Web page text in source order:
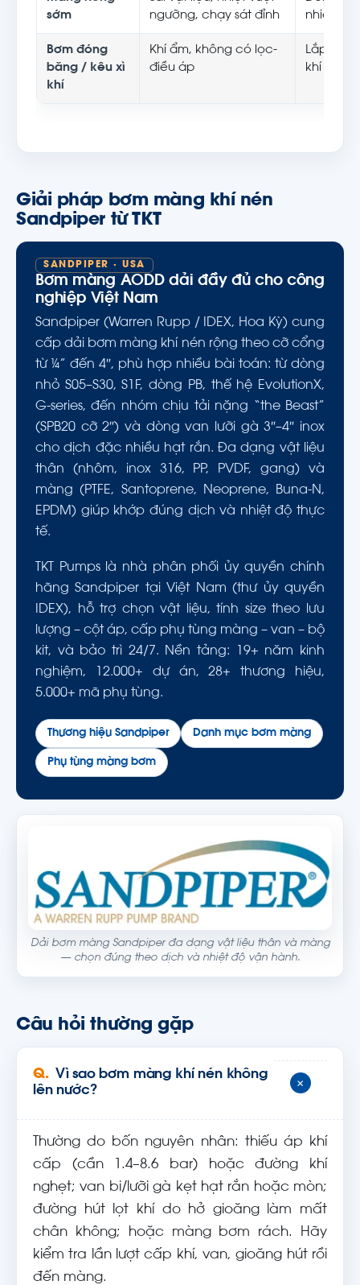
sớm
ngưỡng, chạy sát đỉnh
nhiệt,
Bơm đóng
băng / kêu xì
khí
Khí ẩm, không có lọc-
điều áp
Lắp bộ
khí nén
Giải pháp bơm màng khí nén
Sandpiper từ TKT
SANDPIPER · USA
Bơm màng AODD dải đầy đủ cho công
nghiệp Việt Nam
Sandpiper (Warren Rupp / IDEX, Hoa Kỳ) cung
cấp dải bơm màng khí nén rộng theo cỡ cổng
từ ¼” đến 4″, phù hợp nhiều bài toán: từ dòng
nhỏ S05–S30, S1F, dòng PB, thế hệ EvolutionX,
G-series, đến nhóm chịu tải nặng “the Beast”
(SPB20 cỡ 2″) và dòng van lưỡi gà 3″–4″ inox
cho dịch đặc nhiều hạt rắn. Đa dạng vật liệu
thân (nhôm, inox 316, PP, PVDF, gang) và
màng (PTFE, Santoprene, Neoprene, Buna-N,
EPDM) giúp khớp đúng dịch và nhiệt độ thực
tế.
TKT Pumps là nhà phân phối ủy quyền chính
hãng Sandpiper tại Việt Nam (thư ủy quyền
IDEX), hỗ trợ chọn vật liệu, tính size theo lưu
lượng – cột áp, cấp phụ tùng màng – van – bộ
kit, và bảo trì 24/7. Nền tảng: 19+ năm kinh
nghiệm, 12.000+ dự án, 28+ thương hiệu,
5.000+ mã phụ tùng.
Thương hiệu Sandpiper Danh mục bơm màng
Phụ tùng màng bơm
Dải bơm màng Sandpiper đa dạng vật liệu thân và màng
— chọn đúng theo dịch và nhiệt độ vận hành.
Câu hỏi thường gặp
Vì sao bơm màng khí nén không
lên nước?
+
Thường do bốn nguyên nhân: thiếu áp khí
cấp (cần 1.4–8.6 bar) hoặc đường khí
nghẹt; van bi/lưỡi gà kẹt hạt rắn hoặc mòn;
đường hút lọt khí do hở gioăng làm mất
chân không; hoặc màng bơm rách. Hãy
kiểm tra lần lượt cấp khí, van, gioăng hút rồi
đến màng.